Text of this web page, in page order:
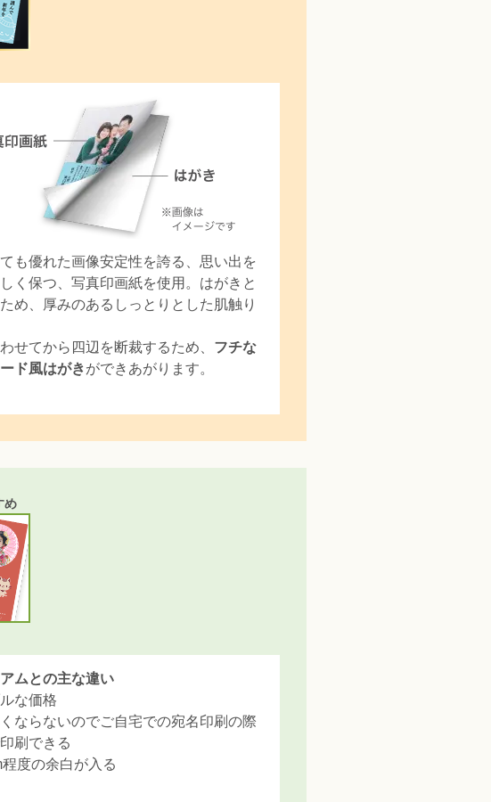
も優れた画像安定性を誇る、思い出を
く保つ、写真印画紙を使用。はがきと
め、厚みのあるしっとりとした肌触り
せてから四辺を断裁するため、 フチな
ド風はがきができあがります。
め
ムとの主な違い
な価格
くならないのでご自宅での宛名印刷の際
刷できる
程度の余白が入る